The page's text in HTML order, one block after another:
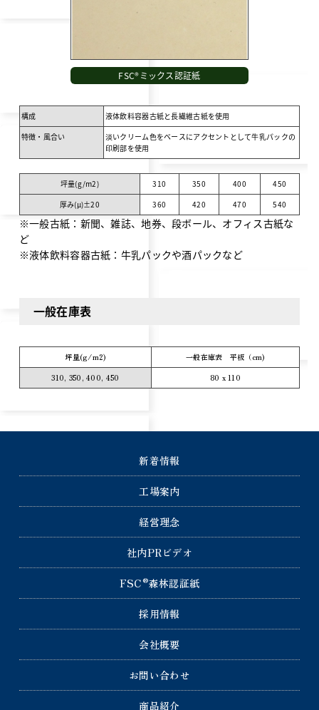
FSC®ミックス認証紙
構成
液体飲料容器古紙と長繊維古紙を使用
特徴・風合い
淡いクリーム色をベースにアクセントとして牛乳パックの
印刷部を使用
坪量(g/m2) 310 350 400
450
厚み(μ)±20
360 420 470 540
※一般古紙：新聞、雑誌、地券、段ボール、オフィス古紙な
ど
※液体飲料容器古紙：牛乳パックや酒パックなど
一般在庫表
坪量(g/m2)
一般在庫表 平板（cm)
310, 350, 400, 450
80 x 110
新着情報
工場案内
経営理念
社内PRビデオ
FSC®森林認証紙
採用情報
会社概要
お問い合わせ
商品紹介